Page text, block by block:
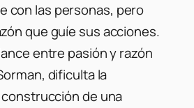
con las personas, pero
que guíe sus acciones.
entre pasión y razón
dificulta la
de una